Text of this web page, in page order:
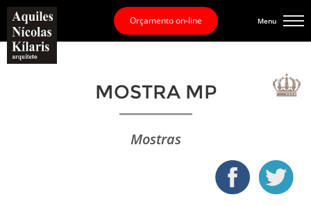
Orçamento on-line Menu
MOSTRA MP
Mostras